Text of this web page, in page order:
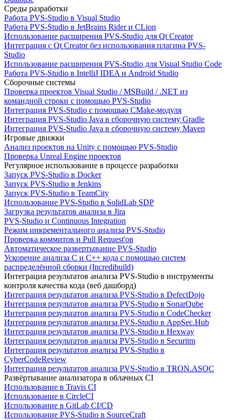
Среды разработки
Работа PVS-Studio в Visual Studio
Работа PVS-Studio в JetBrains Rider и CLion
Использование расширения PVS-Studio для Qt Creator
Интеграция с Qt Creator без использования плагина PVS-
Studio
Использование расширения PVS-Studio для Visual Studio Code
Работа PVS-Studio в IntelliJ IDEA и Android Studio
Сборочные системы
Проверка проектов Visual Studio / MSBuild / .NET из
командной строки с помощью PVS-Studio
Интеграция PVS-Studio с помощью CMake-модуля
Интеграция PVS-Studio Java в сборочную систему Gradle
Интеграция PVS-Studio Java в сборочную систему Maven
Игровые движки
Анализ проектов на Unity с помощью PVS-Studio
Проверка Unreal Engine проектов
Регулярное использование в процессе разработки
Запуск PVS-Studio в Docker
Запуск PVS-Studio в Jenkins
Запуск PVS-Studio в TeamCity
Использование PVS-Studio в SolidLab SDP
Загрузка результатов анализа в Jira
PVS-Studio и Continuous Integration
Режим инкрементального анализа PVS-Studio
Проверка коммитов и Pull Request'ов
Автоматическое развертывание PVS-Studio
Ускорение анализа C и C++ кода с помощью систем
распределённой сборки (Incredibuild)
Интеграция результатов анализа PVS-Studio в инструменты
контроля качества кода (веб дашборд)
Интеграция результатов анализа PVS-Studio в DefectDojo
Интеграция результатов анализа PVS-Studio в SonarQube
Интеграция результатов анализа PVS-Studio в CodeChecker
Интеграция результатов анализа PVS-Studio в AppSec.Hub
Интеграция результатов анализа PVS-Studio в Hexway
Интеграция результатов анализа PVS-Studio в Securitm
Интеграция результатов анализа PVS-Studio в
CyberCodeReview
Интеграция результатов анализа PVS-Studio в TRON.ASOC
Развёртывание анализатора в облачных CI
Использование в Travis CI
Использование в CircleCI
Использование в GitLab CI/CD
Использование PVS-Studio в SourceCraft